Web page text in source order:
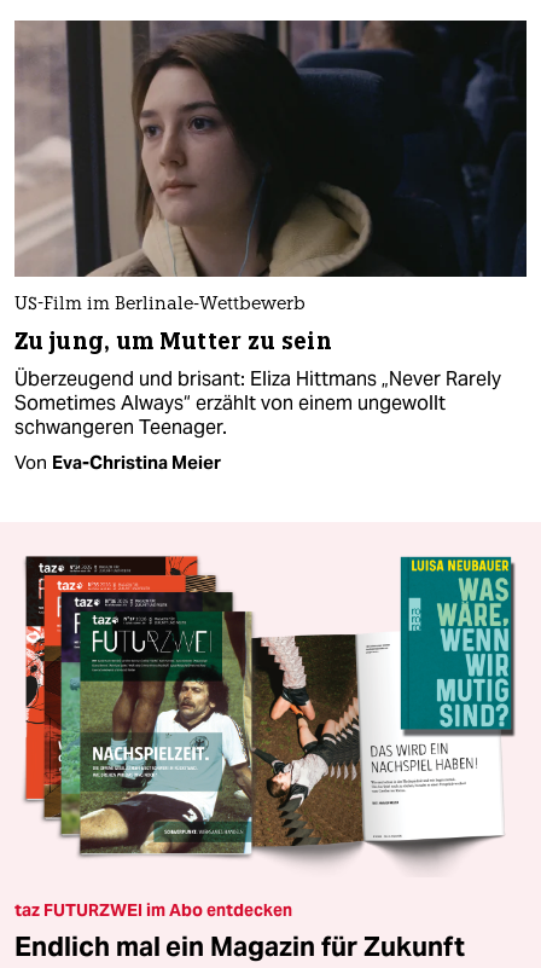
US-Film im Berlinale-Wettbewerb
Zu jung, um Mutter zu sein
Überzeugend und brisant: Eliza Hittmans „Never Rarely
Sometimes Always“ erzählt von einem ungewollt
schwangeren Teenager.
Von Eva-Christina Meier
taz FUTURZWEI im Abo entdecken
Endlich mal ein Magazin für Zukunft